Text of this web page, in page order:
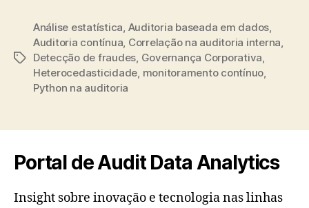
Tags
Análise estatística, Auditoria baseada em dados,
Auditoria contínua, Correlação na auditoria interna,
Detecção de fraudes, Governança Corporativa,
Heterocedasticidade, monitoramento contínuo,
Python na auditoria
Portal de Audit Data Analytics
Insight sobre inovação e tecnologia nas linhas